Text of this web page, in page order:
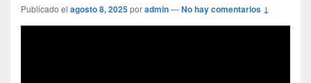
Publicado el agosto 8, 2025poradmin—No hay comentarios ↓